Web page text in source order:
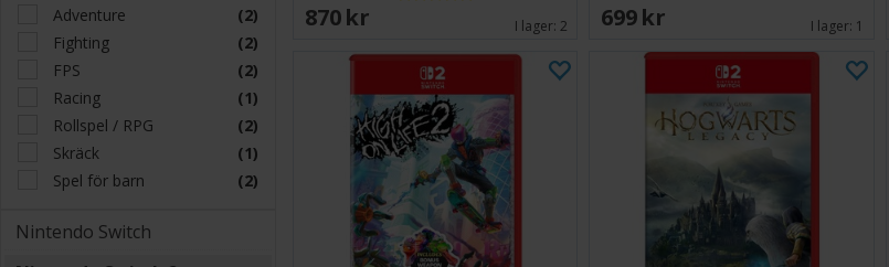
Adventure
(2)
Fighting
(2)
FPS
(2)
Racing
(1)
Rollspel / RPG
(2)
Skräck
(1)
Spel för barn
(2)
Nintendo Switch
870 SEK I lager: 2 699 SEK I lager: 1